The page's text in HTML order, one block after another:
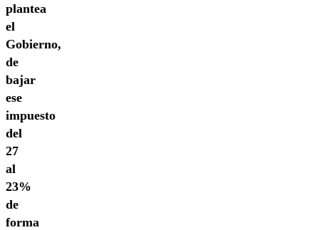
plantea
el
Gobierno,
de
bajar
ese
impuesto
del
27
al
23%
de
forma